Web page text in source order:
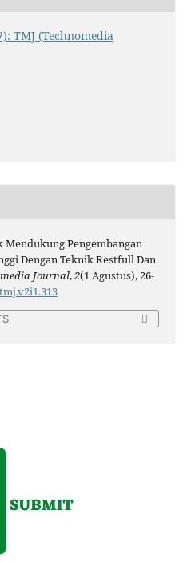
TMJ (Technomedia
Mendukung Pengembangan
Dengan Teknik Restfull Dan
Journal,2(1 Agustus), 26-